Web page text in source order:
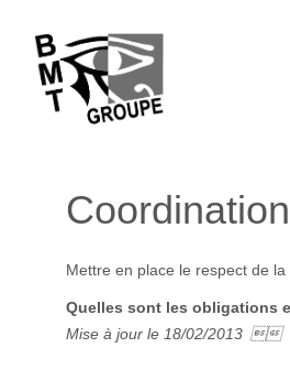
Mettre en place le respect de
Quelles sont les obligations
Mise à jour le 18/02/2013 